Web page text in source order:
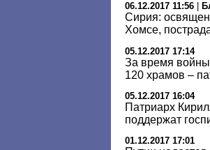
06.12.2017 11:56
Сирия: освящен
Хомсе,
05.12.2017 17:14
За время
120 храмов –
05.12.2017 16:04
Патриарх
поддержат
01.12.2017 17:01